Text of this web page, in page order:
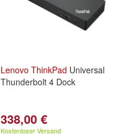
Lenovo ThinkPad Universal
Thunderbolt 4 Dock
338,00 €
Kostenloser Versand